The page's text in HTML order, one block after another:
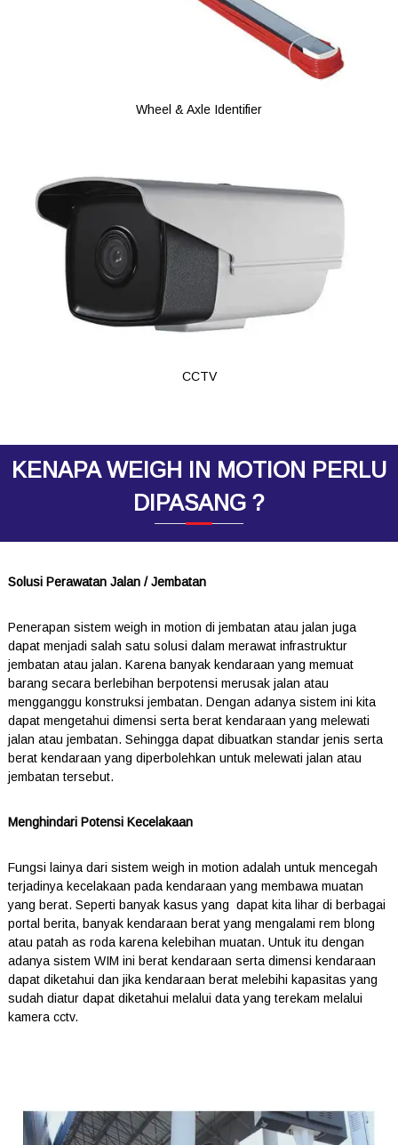
Wheel & Axle Identifier
CCTV
KENAPA WEIGH IN MOTION PERLU
DIPASANG ?
Solusi Perawatan Jalan / Jembatan
Penerapan sistem weigh in motion di jembatan atau jalan juga
dapat menjadi salah satu solusi dalam merawat infrastruktur
jembatan atau jalan. Karena banyak kendaraan yang memuat
barang secara berlebihan berpotensi merusak jalan atau
mengganggu konstruksi jembatan. Dengan adanya sistem ini kita
dapat mengetahui dimensi serta berat kendaraan yang melewati
jalan atau jembatan. Sehingga dapat dibuatkan standar jenis serta
berat kendaraan yang diperbolehkan untuk melewati jalan atau
jembatan tersebut.
Menghindari Potensi Kecelakaan
Fungsi lainya dari sistem weigh in motion adalah untuk mencegah
terjadinya kecelakaan pada kendaraan yang membawa muatan
yang berat. Seperti banyak kasus yang dapat kita lihar di berbagai
portal berita, banyak kendaraan berat yang mengalami rem blong
atau patah as roda karena kelebihan muatan. Untuk itu dengan
adanya sistem WIM ini berat kendaraan serta dimensi kendaraan
dapat diketahui dan jika kendaraan berat melebihi kapasitas yang
sudah diatur dapat diketahui melalui data yang terekam melalui
kamera cctv.